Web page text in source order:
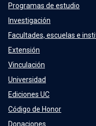
Programas de estudio
Investigación
Facultades, escuelas e
Extensión
Vinculación
Universidad
Ediciones UC
Código de Honor
Donaciones